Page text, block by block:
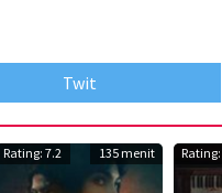
Twit
Rating: 7.2 135 menit